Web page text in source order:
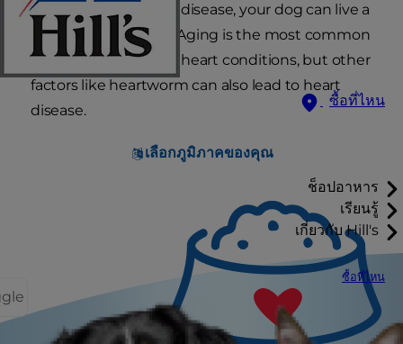
ซื้อที่ไหน
เลือกภูมิภาคของคุณ
ช็อปอาหาร
เรียนรู้
เกี่ยวกับ Hill's
ซื้อที่ไหน
cannot reverse heart disease, your dog can live a
relatively normal life. Aging is the most common
reason dogs develop heart conditions, but other
factors like heartworm can also lead to heart
disease.